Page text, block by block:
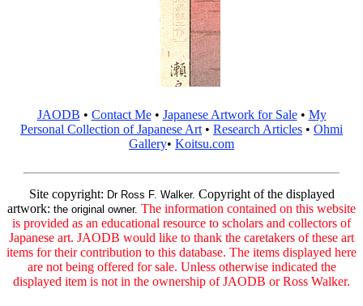
JAODB • Contact Me• Japanese Artwork for Sale• My
Personal Collection of Japanese Art • Research Articles • Ohmi
Gallery• Koitsu.com
Site copyright: Dr Ross F. Walker. Copyright of the displayed
artwork: the original owner. The information contained on this website
is provided as an educational resource to scholars and collectors of
Japanese art. JAODB would like to thank the caretakers of these art
items for their contribution to this database. The items displayed here
are not being offered for sale. Unless otherwise indicated the
displayed item is not in the ownership of JAODB or Ross Walker.